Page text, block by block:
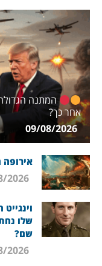
המתנה
אחר כך?
אירופה
שלו
שם?